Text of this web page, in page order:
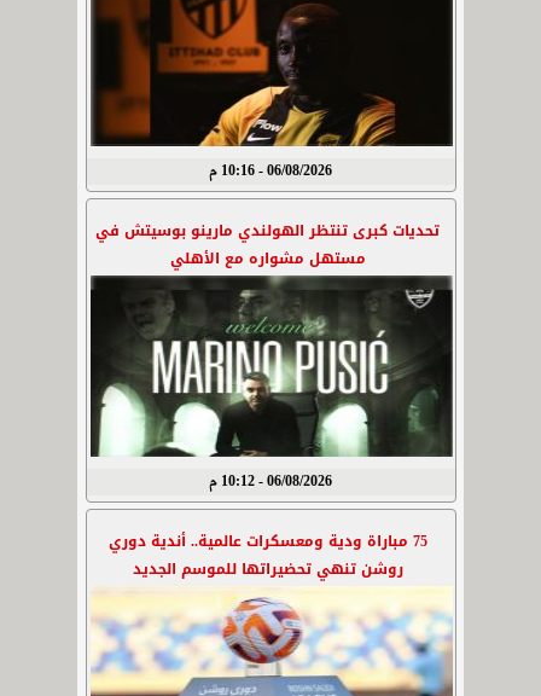
06/08/2026 - 10:16 م
تحديات كبرى تنتظر الهولندي مارينو بوسيتش في
مستهل مشواره مع الأهلي
06/08/2026 - 10:12 م
75 مباراة ودية ومعسكرات عالمية.. أندية دوري
روشن تنهي تحضيراتها للموسم الجديد